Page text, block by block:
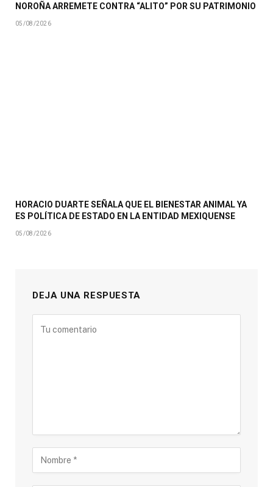
NOROÑA ARREMETE CONTRA “ALITO” POR SU PATRIMONIO
05/08/2026
HORACIO DUARTE SEÑALA QUE EL BIENESTAR ANIMAL YA
ES POLÍTICA DE ESTADO EN LA ENTIDAD MEXIQUENSE
05/08/2026
DEJA UNA RESPUESTA